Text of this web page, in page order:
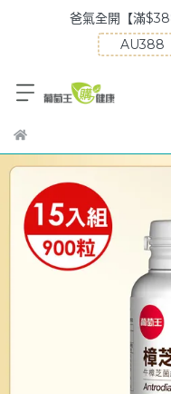
爸氣全開【滿